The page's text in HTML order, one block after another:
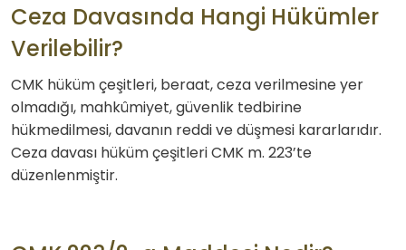
Ceza Davasında Hangi Hükümler
Verilebilir?
CMK hüküm çeşitleri, beraat, ceza verilmesine yer
olmadığı, mahkûmiyet, güvenlik tedbirine
hükmedilmesi, davanın reddi ve düşmesi kararlarıdır.
Ceza davası hüküm çeşitleri CMK m. 223’te
düzenlenmiştir.